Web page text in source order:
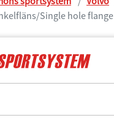
Single hole flange